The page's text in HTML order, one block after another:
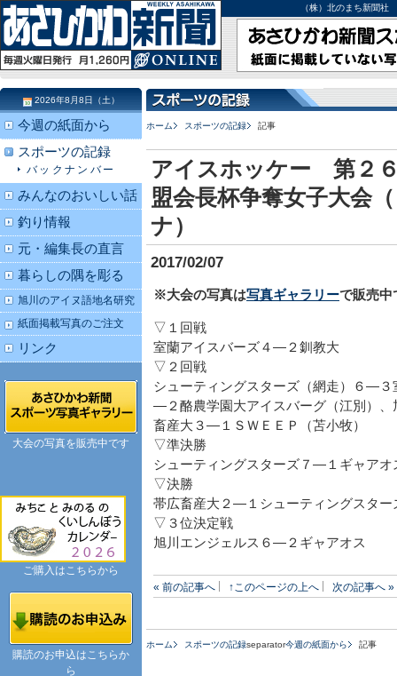
（株）北のまち新聞
ホーム スポーツの記録 記事
アイスホッケー 第２
盟会長杯争奪女子大会
ナ）
2017/02/07
※大会の写真は写真ギャラリーで販売中
▽１回戦
室蘭アイスバーズ４―２釧教大
▽２回戦
シューティングスターズ（網走）６―
―２酪農学園大アイスバーグ（江別）
畜産大３―１ＳＷＥＥＰ（苫小牧）
▽準決勝
シューティングスターズ７―１ギャア
▽決勝
帯広畜産大２―１シューティングスター
▽３位決定戦
旭川エンジェルス６―２ギャアオス
« 前の記事へ ↑このページの上へ 次の記事へ »
ホーム スポーツの記録separator今週の紙面から 記事
2026年8月8日（土）
今週の紙面から
スポーツの記録
バックナンバー
みんなのおいしい話
釣り情報
元・編集長の直言
暮らしの隅を彫る
旭川のアイヌ語地名研究
紙面掲載写真のご注文
リンク
大会の写真を販売中です
ご購入はこちらから
購読のお申込はこちらか
ら